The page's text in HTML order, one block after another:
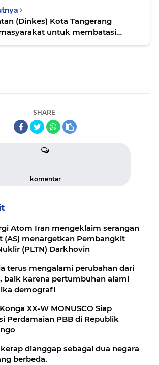
(Dinkes) Kota Tangerang
untuk membatasi
SHARE
komentar
Atom Iran mengeklaim serangan
(AS) menargetkan Pembangkit
(PLTN) Darkhovin
terus mengalami perubahan dari
baik karena pertumbuhan alami
demografi
XX-W MONUSCO Siap
Perdamaian PBB di Republik
dianggap sebagai dua negara
berbeda.